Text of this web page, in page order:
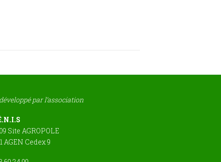
par l’association
Site AGROPOLE
AGEN Cedex 9